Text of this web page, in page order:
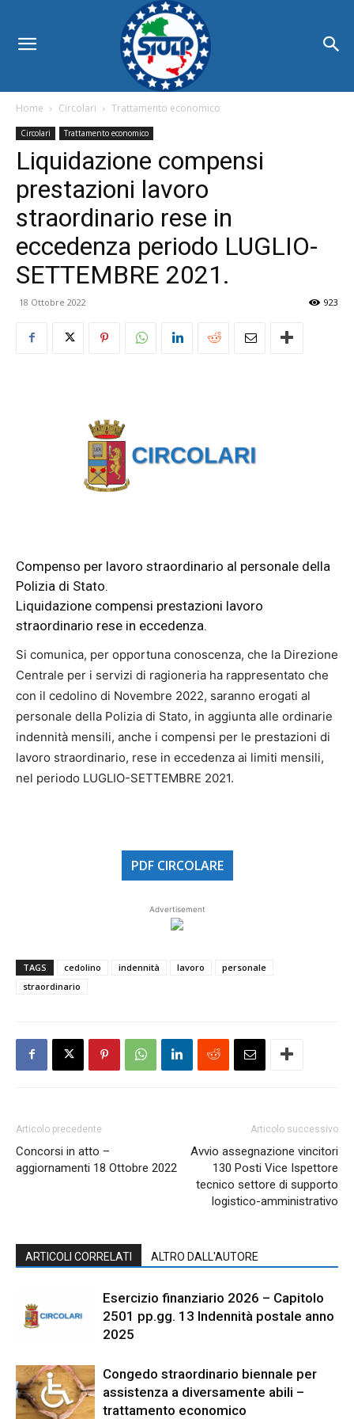
Home Circolari Trattamento economico
Circolari Trattamento economico
Liquidazione compensi
prestazioni lavoro
straordinario rese in
eccedenza periodo LUGLIO-
SETTEMBRE 2021.
18 Ottobre 2022 923
Compenso per lavoro straordinario al personale della
Polizia di Stato.
Liquidazione compensi prestazioni lavoro
straordinario rese in eccedenza.
Si comunica, per opportuna conoscenza, che la Direzione
Centrale per i servizi di ragioneria ha rappresentato che
con il cedolino di Novembre 2022, saranno erogati al
personale della Polizia di Stato, in aggiunta alle ordinarie
indennità mensili, anche i compensi per le prestazioni di
lavoro straordinario, rese in eccedenza ai limiti mensili,
nel periodo LUGLIO-SETTEMBRE 2021.
PDF CIRCOLARE
Advertisement
TAGS cedolino indennità lavoro
personale
straordinario
Articolo precedente
Concorsi in atto –
aggiornamenti 18 Ottobre 2022
Articolo successivo
Avvio assegnazione vincitori
130 Posti Vice Ispettore
tecnico settore di supporto
logistico-amministrativo
ARTICOLI CORRELATI ALTRO DALL'AUTORE
Esercizio finanziario 2026 – Capitolo
2501 pp.gg. 13 Indennità postale anno
2025
Congedo straordinario biennale per
assistenza a diversamente abili –
trattamento economico